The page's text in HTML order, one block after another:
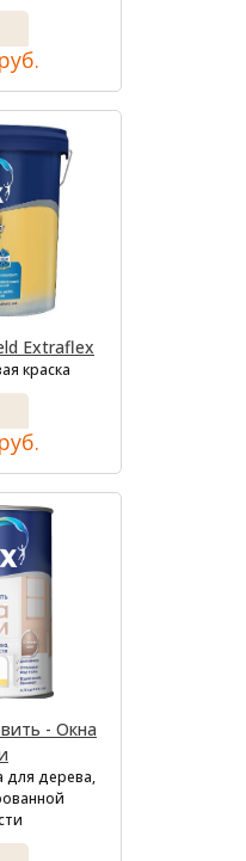
Extraflex
краска
- Окна
для дерева,